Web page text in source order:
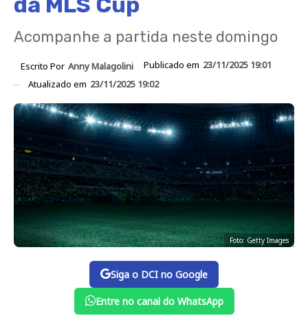
Acompanhe a partida neste domingo
Escrito Por Anny Malagolini Publicado em 23/11/2025 19:01
Atualizado em 23/11/2025 19:02
Foto: Getty Images
Siga o DCI no Google
Entre no canal do WhatsApp